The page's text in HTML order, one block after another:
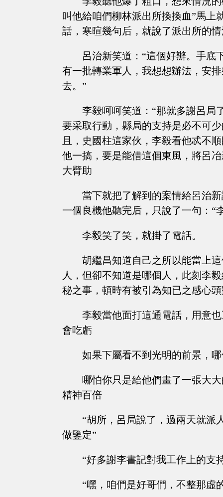
叫他給咱們柳林派出所換換血”馬上
話，寒暄幾句后，就說了派出所的
呂治新笑道：“這個好辦。手底
有一批轉業軍人，我想想辦法，安
去。”
李毅呵呵笑道：“那就多謝呂局
要采取行動，縣局的支持是必不可
且，史國柱這家伙，李毅看他忒不
他一搞，要是能借這個東風，將呂
大臂助
當下就把了解到的案情給呂治
一個良機他聽完后，只說了一句：“
李毅笑了笑，就掛了電話。
胡繼昌知道自己之所以能當上
人，但卻不知道是哪個人，此刻李
秘之事，頓時有被引為知已之感心
李毅當他面打這通電話，用意
會吃虧
如果下屬看不到光明的前景，
哪怕你只是給他們畫了一張大
精神百倍
“胡所，呂局說了，過兩天就派
做鑒定”
“好多謝李書記對我工作上的支
“嘿，咱們是好哥們，不整那虛